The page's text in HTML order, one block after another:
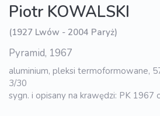
Piotr KOWALSKI
(1927 Lwów - 2004 Paryż)
Pyramid, 1967
aluminium, pleksi termoformowane,
3/30
sygn. i opisany na krawędzi: PK 1967